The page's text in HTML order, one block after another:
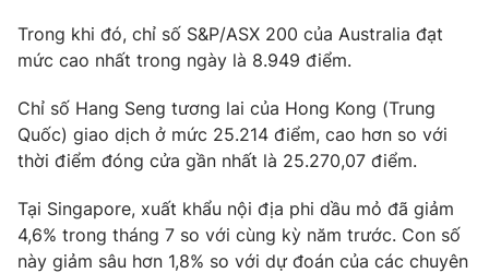
Emagazine Podcast
Photo Infographic
VTV Money VTV Thể thao
Trong khi đó, chỉ số S&P/ASX 200 của Australia đạt
mức cao nhất trong ngày là 8.949 điểm.
Chỉ số Hang Seng tương lai của Hong Kong (Trung
Quốc) giao dịch ở mức 25.214 điểm, cao hơn so với
thời điểm đóng cửa gần nhất là 25.270,07 điểm.
Tại Singapore, xuất khẩu nội địa phi dầu mỏ đã giảm
4,6% trong tháng 7 so với cùng kỳ năm trước. Con số
này giảm sâu hơn 1,8% so với dự đoán của các chuyên